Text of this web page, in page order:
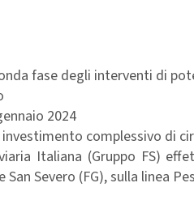
fase degli interventi di
2024
complessivo di
Italiana (Gruppo FS)
Severo (FG), sulla linea